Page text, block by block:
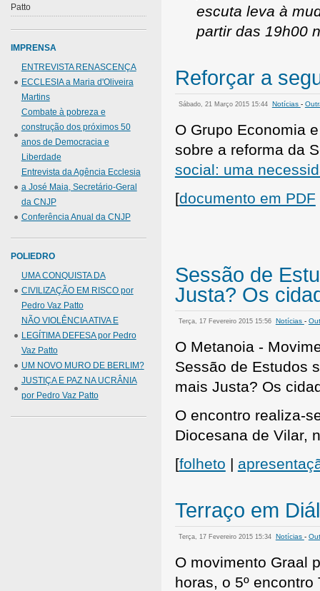
escuta leva à
partir das 19h00
Reforçar a
Sábado, 21 Março 2015 15:44 Notícias -
O Grupo Economia
sobre a reforma da
social: uma
[documento em PDF
Sessão de
Justa? Os
Terça, 17 Fevereiro 2015 15:56 Notícias -
O Metanoia -
Sessão de Estudos
mais Justa? Os
O encontro realiza-
Diocesana de Vilar,
[folheto |
Terraço em
Terça, 17 Fevereiro 2015 15:34 Notícias -
O movimento Graal
horas, o 5º
Patto
IMPRENSA
ENTREVISTA RENASCENÇA
ECCLESIA a Maria d'Oliveira
Martins
Combate à pobreza e
construção dos próximos 50
anos de Democracia e
Liberdade
Entrevista da Agência Ecclesia
a José Maia, Secretário-Geral
da CNJP
Conferência Anual da CNJP
POLIEDRO
UMA CONQUISTA DA
CIVILIZAÇÃO EM RISCO por
Pedro Vaz Patto
NÃO VIOLÊNCIA ATIVA E
LEGÍTIMA DEFESA por Pedro
Vaz Patto
UM NOVO MURO DE BERLIM?
JUSTIÇA E PAZ NA UCRÂNIA
por Pedro Vaz Patto